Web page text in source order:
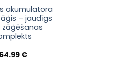
akumulatora
– jaudīgs
zāģēšanas
64.99 €